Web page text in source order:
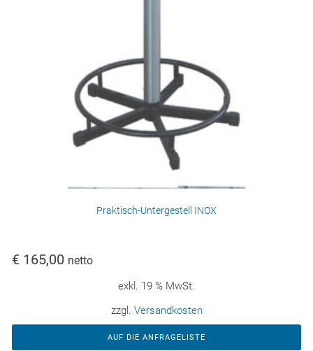
Praktisch-Untergestell INOX
€ 165,00 netto
exkl. 19 % MwSt.
zzgl. Versandkosten
AUF DIE ANFRAGELISTE